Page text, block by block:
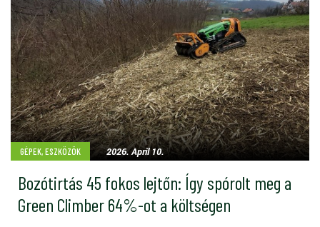
GÉPEK, ESZKÖZÖK 2026. April 10.
Bozótirtás 45 fokos lejtőn: Így spórolt meg a
Green Climber 64%-ot a költségen